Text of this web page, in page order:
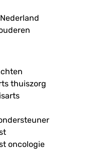
thuiszorg
oncologie